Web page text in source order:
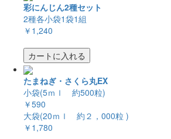
彩にんじん2種セット
2種各小袋1袋1組
￥1,240
カートに入れる
たまねぎ・さくら丸EX
小袋(5ｍｌ 約500粒)
￥590
大袋(20ｍｌ 約２，000粒 )
￥1,780